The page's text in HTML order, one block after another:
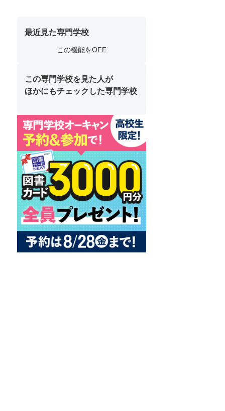
最近見た専門学校
この機能をOFF
この専門学校を見た人が
ほかにもチェックした専門学校